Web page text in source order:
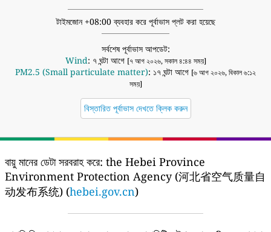
টাইমজোন +08:00 ব্যবহার করে পূর্বাভাস প্লট করা হয়েছে
সর্বশেষ পূর্বাভাস আপডেট:
Wind: ৭ ঘন্টা আগে [৭ আগ ২০২৬, সকাল ৪:৪৪ সময়]
PM2.5 (Small particulate matter): ১৭ ঘন্টা আগে [৬ আগ ২০২৬, বিকাল ৬:১২
সময়]
বিস্তারিত পূর্বাভাস দেখতে ক্লিক করুন
বায়ু মানের ডেটা সরবরাহ করে: the Hebei Province
Environment Protection Agency (河北省空气质量自
动发布系统) (hebei.gov.cn)